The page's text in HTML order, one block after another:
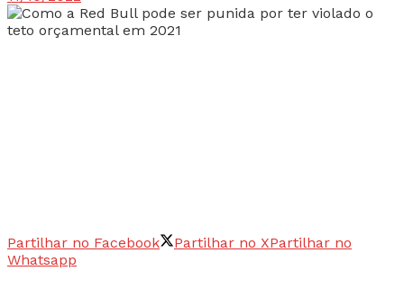
Partilhar no Facebook Partilhar no XPartilhar no
Whatsapp